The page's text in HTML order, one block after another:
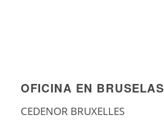
OFICINA EN BRUSELAS
CEDENOR BRUXELLES